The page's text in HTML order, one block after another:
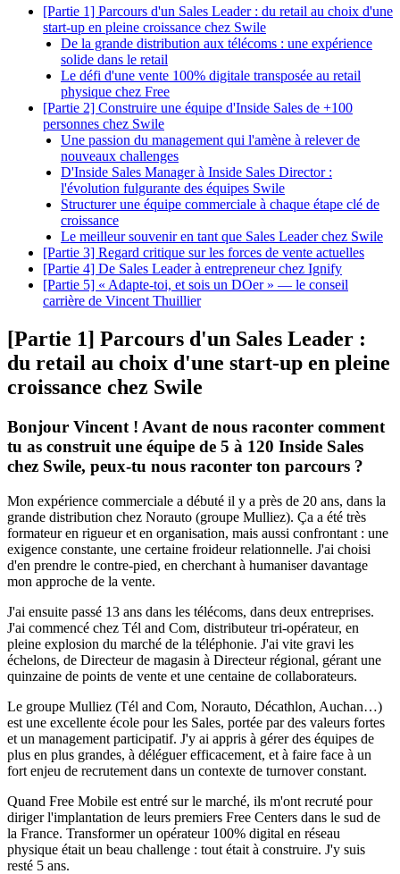
[Partie 1] Parcours d'un Sales Leader : du retail au choix d'une
start-up en pleine croissance chez Swile
De la grande distribution aux télécoms : une expérience
solide dans le retail
Le défi d'une vente 100% digitale transposée au retail
physique chez Free
[Partie 2] Construire une équipe d'Inside Sales de +100
personnes chez Swile
Une passion du management qui l'amène à relever de
nouveaux challenges
D'Inside Sales Manager à Inside Sales Director :
l'évolution fulgurante des équipes Swile
Structurer une équipe commerciale à chaque étape clé de
croissance
Le meilleur souvenir en tant que Sales Leader chez Swile
[Partie 3] Regard critique sur les forces de vente actuelles
[Partie 4] De Sales Leader à entrepreneur chez Ignify
[Partie 5] « Adapte-toi, et sois un DOer » — le conseil
carrière de Vincent Thuillier
[Partie 1] Parcours d'un Sales Leader :
du retail au choix d'une start-up en pleine
croissance chez Swile
Bonjour Vincent ! Avant de nous raconter comment
tu as construit une équipe de 5 à 120 Inside Sales
chez Swile, peux-tu nous raconter ton parcours ?
Mon expérience commerciale a débuté il y a près de 20 ans, dans la
grande distribution chez Norauto (groupe Mulliez). Ça a été très
formateur en rigueur et en organisation, mais aussi confrontant : une
exigence constante, une certaine froideur relationnelle. J'ai choisi
d'en prendre le contre-pied, en cherchant à humaniser davantage
mon approche de la vente.
J'ai ensuite passé 13 ans dans les télécoms, dans deux entreprises.
J'ai commencé chez Tél and Com, distributeur tri-opérateur, en
pleine explosion du marché de la téléphonie. J'ai vite gravi les
échelons, de Directeur de magasin à Directeur régional, gérant une
quinzaine de points de vente et une centaine de collaborateurs.
Le groupe Mulliez (Tél and Com, Norauto, Décathlon, Auchan…)
est une excellente école pour les Sales, portée par des valeurs fortes
et un management participatif. J'y ai appris à gérer des équipes de
plus en plus grandes, à déléguer efficacement, et à faire face à un
fort enjeu de recrutement dans un contexte de turnover constant.
Quand Free Mobile est entré sur le marché, ils m'ont recruté pour
diriger l'implantation de leurs premiers Free Centers dans le sud de
la France. Transformer un opérateur 100% digital en réseau
physique était un beau challenge : tout était à construire. J'y suis
resté 5 ans.